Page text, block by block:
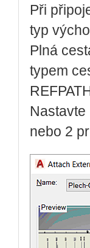
Při
typ
Plná
typem
nebo 2